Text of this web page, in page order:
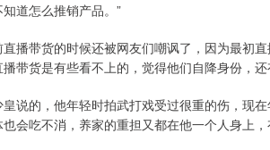
道怎么推销产品。”
播带货的时候还被网友们嘲讽了，因为最初
带货是有些看不上的，觉得他们自降身份，
说的，他年轻时拍武打戏受过很重的伤，现
会吃不消，养家的重担又都在他一个人身上